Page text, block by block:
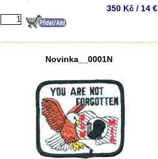
350 Kč / 14 €
Novinka__0001N